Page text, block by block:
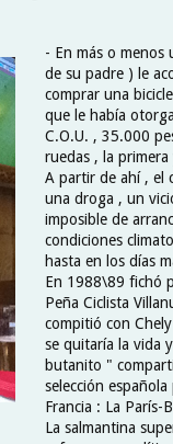
- En más o menos
de su padre ) le
comprar una
que le había
C.O.U. , 35.000
ruedas , la
A partir de ahí , el
una droga , un
imposible de
condiciones
hasta en los días
En 1988\89 fichó
Peña Ciclista
compitió con
se quitaría la vida
butanito "
selección
Francia : La París-
La salmantina